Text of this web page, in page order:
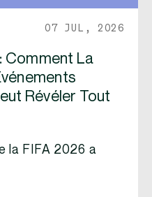
07 JUL, 2026
Comment La
Révéler Tout
la FIFA 2026 a